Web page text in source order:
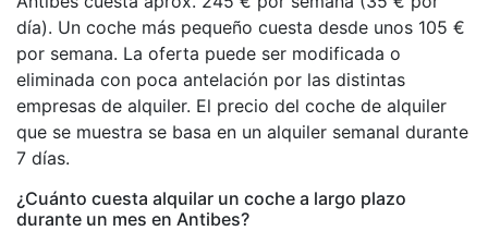
día). Un coche más pequeño cuesta desde unos 105 €
por semana. La oferta puede ser modificada o
eliminada con poca antelación por las distintas
empresas de alquiler. El precio del coche de alquiler
que se muestra se basa en un alquiler semanal durante
7 días.
¿Cuánto cuesta alquilar un coche a largo plazo
durante un mes en Antibes?